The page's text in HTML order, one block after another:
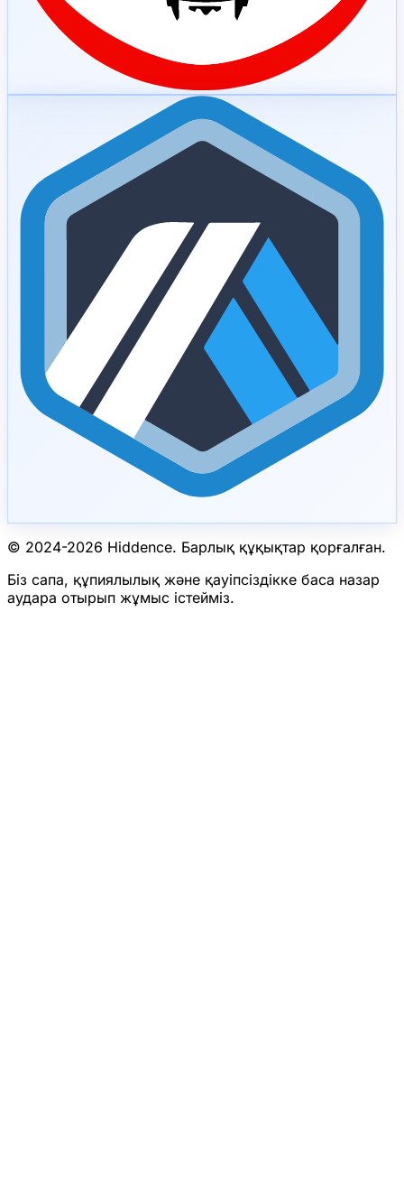
© 2024-2026 Hiddence. Барлық құқықтар қорғалған.
Біз сапа, құпиялылық және қауіпсіздікке баса назар
аудара отырып жұмыс істейміз.